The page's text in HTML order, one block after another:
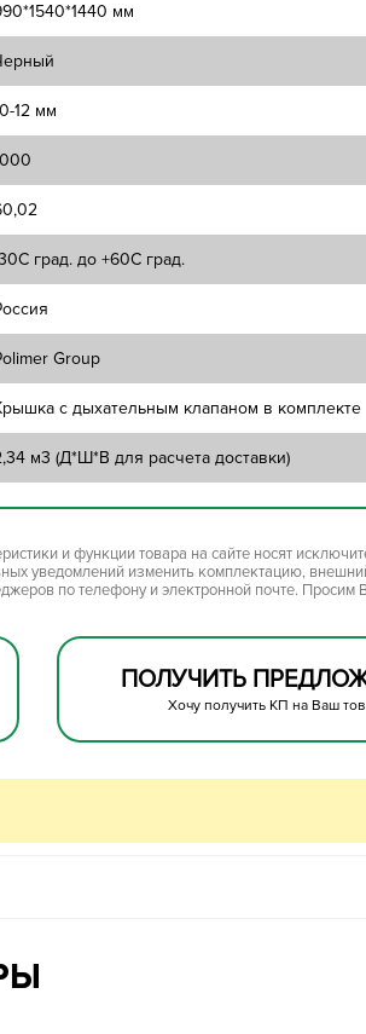
мм
12 мм
град. до +60C град.
Group
с дыхательным клапаном в комплекте
м3 (Д*Ш*В для расчета доставки)
и функции товара на сайте носят
уведомлений изменить комплектацию,
по телефону и электронной почте.
ПОЛУЧИТЬ
Хочу получить КП на Ваш